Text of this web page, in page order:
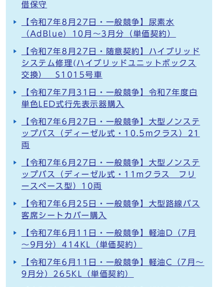
借保守
【令和7年8月27日・一般競争】尿素水
（AdBlue）10月～3月分（単価契約）
【令和7年8月27日・随意契約】ハイブリッド
システム修理(ハイブリッドユニットボックス
交換） S1015号車
【令和7年7月31日・一般競争】令和7年度白
単色LED式行先表示器購入
【令和7年6月27日・一般競争】大型ノンステ
ップバス（ディーゼル式・10.5mクラス）21
両
【令和7年6月27日・一般競争】大型ノンステ
ップバス（ディーゼル式・11mクラス フリ
ースペース型）10両
【令和7年6月25日・一般競争】大型路線バス
客席シートカバー購入
【令和7年6月11日・一般競争】軽油D（7月
～9月分）414KL（単価契約）
【令和7年6月11日・一般競争】軽油C（7月～
9月分）265KL（単価契約）